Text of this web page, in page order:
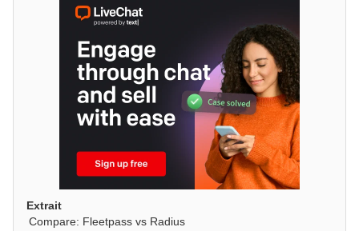
Extrait
Compare: Fleetpass vs Radius